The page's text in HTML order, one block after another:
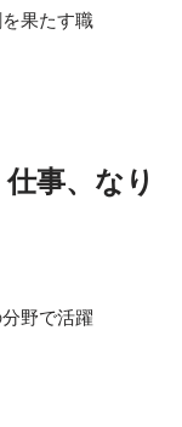
果たす職
事、なり
野で活躍